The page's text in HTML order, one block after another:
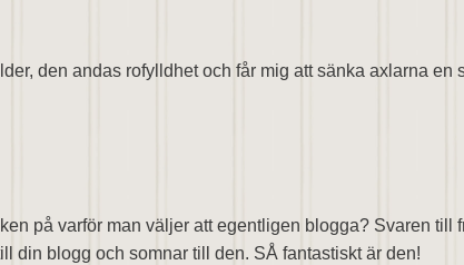
den andas rofylldhet och får mig att sänka axlarna en
på varför man väljer att egentligen blogga? Svaren
din blogg och somnar till den. SÅ fantastiskt är den!